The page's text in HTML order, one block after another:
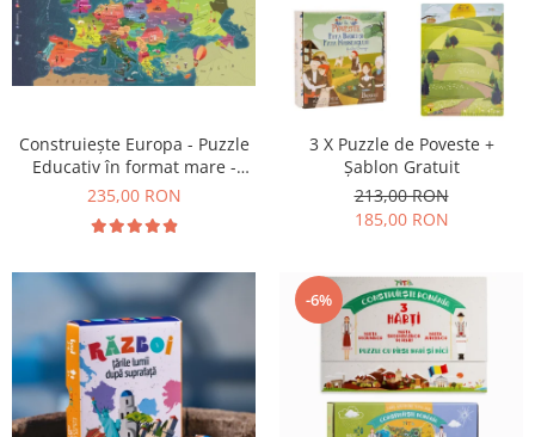
Construiește Europa - Puzzle
Educativ în format mare -
Țări, Relief, Steaguri și
235,00 RON
3 X Puzzle de Poveste +
Șablon Gratuit
213,00 RON
185,00 RON
-6%